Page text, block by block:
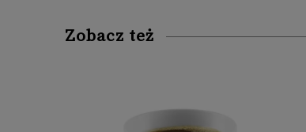
Zobacz też